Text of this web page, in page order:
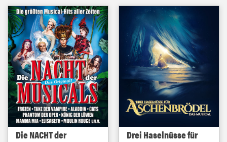
Die NACHT der
Drei Haselnüsse für